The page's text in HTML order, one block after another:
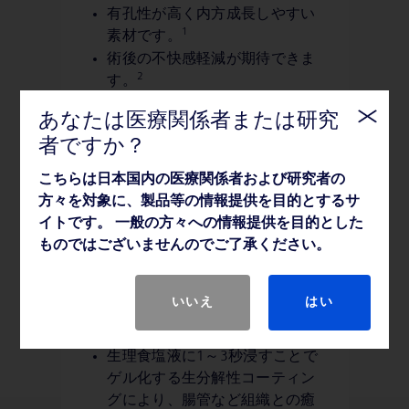
有孔性が高く内方成長しやすい
素材です。
1
術後の不快感軽減が期待できま
す。
2
セプラ技術（生分解性コー
生分解性コーティングはセプラ技
生理食塩液に1～3秒浸すことで
ゲル化する生分解性コーティン
グにより、腸管など組織との癒
あなたは医療関係者または研究
者ですか？
こちらは日本国内の医療関係者および研究者の
方々を対象に、製品等の情報提供を目的とするサ
イトです。 一般の方々への情報提供を目的とした
ものではございませんのでご了承ください。
いいえ はい